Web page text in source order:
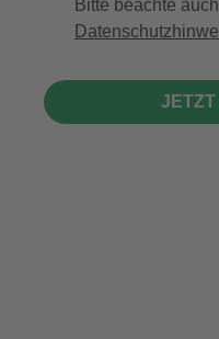
Bitte beachte
JETZT